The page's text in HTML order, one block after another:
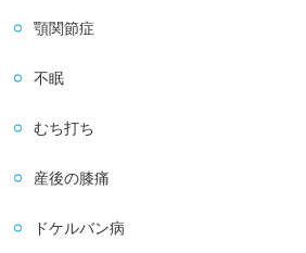
顎関節症
不眠
むち打ち
産後の膝痛
ドケルバン病